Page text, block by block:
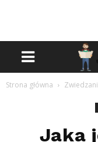
Strona główna
Jaka